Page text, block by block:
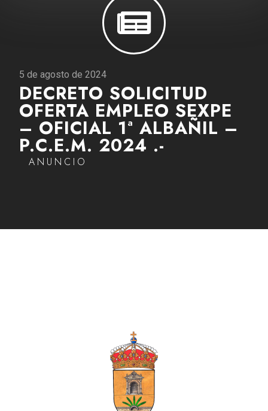
5 de agosto de 2024
DECRETO SOLICITUD
OFERTA EMPLEO SEXPE
– OFICIAL 1ª ALBAÑIL –
P.C.E.M. 2024 .-
ANUNCIO